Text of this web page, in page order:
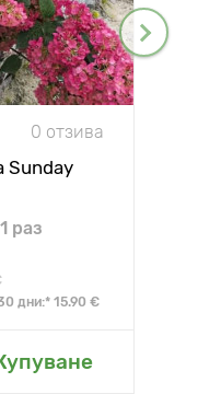
0 отзива
Sunday
1 раз
дни:* 15.90 €